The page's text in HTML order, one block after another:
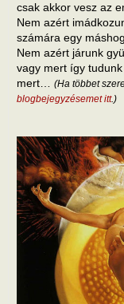
csak akkor vesz az
Nem azért
számára egy
Nem azért járunk
vagy mert így
mert… (Ha többet
blogbejegyzésemet itt.)